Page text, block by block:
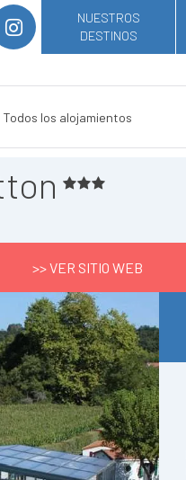
NUESTROS
DESTINOS
>> VER SITIO WEB